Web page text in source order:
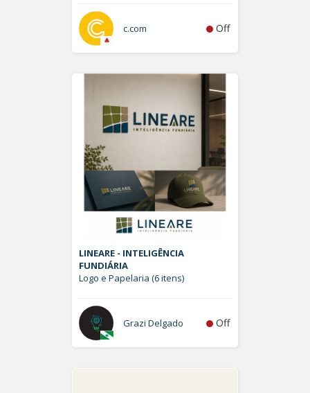
c.com Off
LINEARE - INTELIGÊNCIA
FUNDIÁRIA
Logo e Papelaria (6 itens)
Grazi Delgado Off